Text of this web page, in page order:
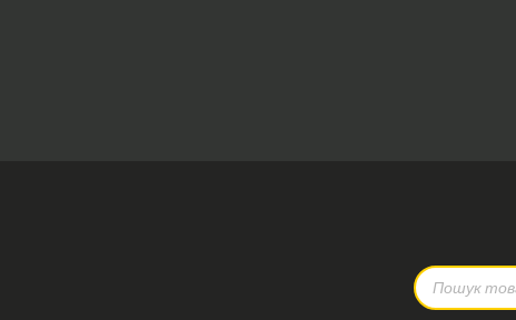
Products
search